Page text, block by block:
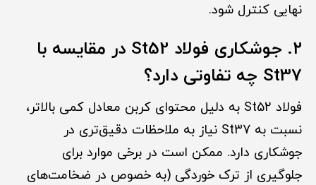
نهایی کنترل شود.
۲. جوشکاری فولاد St52 در مقایسه با
St37 چه تفاوتی دارد؟
فولاد St52 به دلیل محتوای کربن معادل کمی بالاتر،
نسبت به St37 نیاز به ملاحظات دقیق‌تری در
جوشکاری دارد. ممکن است در برخی موارد برای
جلوگیری از ترک خوردگی (به خصوص در ضخامت‌های